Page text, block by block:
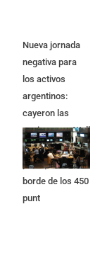
Nueva jornada
negativa para
los activos
argentinos:
cayeron las
acciones en Wall
Street y el riesgo
país quedó al
borde de los 450
punt